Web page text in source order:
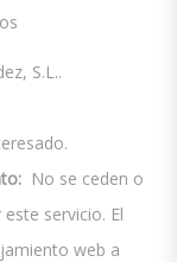
S.L..
No se ceden o
servicio. El
web a